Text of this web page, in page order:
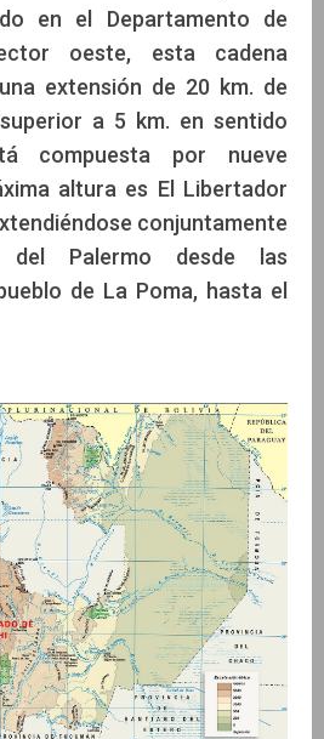
en el Departamento de
oeste, esta cadena
extensión de 20 km. de
a 5 km. en sentido
compuesta por nueve
altura es El Libertador
conjuntamente
Palermo desde las
de La Poma, hasta el